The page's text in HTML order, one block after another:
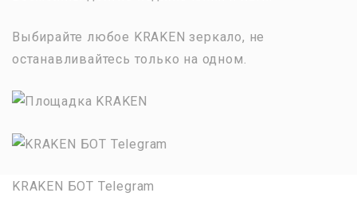
Выбирайте любое KRAKEN зеркало, не
останавливайтесь только на одном.
KRAKEN БОТ Telegram